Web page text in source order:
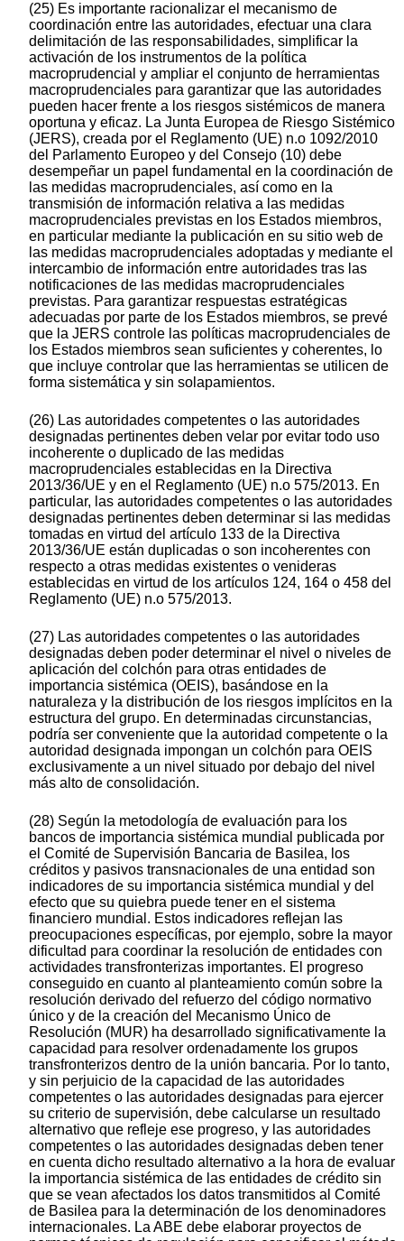
(25) Es importante racionalizar el mecanismo de
coordinación entre las autoridades, efectuar una clara
delimitación de las responsabilidades, simplificar la
activación de los instrumentos de la política
macroprudencial y ampliar el conjunto de herramientas
macroprudenciales para garantizar que las autoridades
pueden hacer frente a los riesgos sistémicos de manera
oportuna y eficaz. La Junta Europea de Riesgo Sistémico
(JERS), creada por el Reglamento (UE) n.o 1092/2010
del Parlamento Europeo y del Consejo (10) debe
desempeñar un papel fundamental en la coordinación de
las medidas macroprudenciales, así como en la
transmisión de información relativa a las medidas
macroprudenciales previstas en los Estados miembros,
en particular mediante la publicación en su sitio web de
las medidas macroprudenciales adoptadas y mediante el
intercambio de información entre autoridades tras las
notificaciones de las medidas macroprudenciales
previstas. Para garantizar respuestas estratégicas
adecuadas por parte de los Estados miembros, se prevé
que la JERS controle las políticas macroprudenciales de
los Estados miembros sean suficientes y coherentes, lo
que incluye controlar que las herramientas se utilicen de
forma sistemática y sin solapamientos.
(26) Las autoridades competentes o las autoridades
designadas pertinentes deben velar por evitar todo uso
incoherente o duplicado de las medidas
macroprudenciales establecidas en la Directiva
2013/36/UE y en el Reglamento (UE) n.o 575/2013. En
particular, las autoridades competentes o las autoridades
designadas pertinentes deben determinar si las medidas
tomadas en virtud del artículo 133 de la Directiva
2013/36/UE están duplicadas o son incoherentes con
respecto a otras medidas existentes o venideras
establecidas en virtud de los artículos 124, 164 o 458 del
Reglamento (UE) n.o 575/2013.
(27) Las autoridades competentes o las autoridades
designadas deben poder determinar el nivel o niveles de
aplicación del colchón para otras entidades de
importancia sistémica (OEIS), basándose en la
naturaleza y la distribución de los riesgos implícitos en la
estructura del grupo. En determinadas circunstancias,
podría ser conveniente que la autoridad competente o la
autoridad designada impongan un colchón para OEIS
exclusivamente a un nivel situado por debajo del nivel
más alto de consolidación.
(28) Según la metodología de evaluación para los
bancos de importancia sistémica mundial publicada por
el Comité de Supervisión Bancaria de Basilea, los
créditos y pasivos transnacionales de una entidad son
indicadores de su importancia sistémica mundial y del
efecto que su quiebra puede tener en el sistema
financiero mundial. Estos indicadores reflejan las
preocupaciones específicas, por ejemplo, sobre la mayor
dificultad para coordinar la resolución de entidades con
actividades transfronterizas importantes. El progreso
conseguido en cuanto al planteamiento común sobre la
resolución derivado del refuerzo del código normativo
único y de la creación del Mecanismo Único de
Resolución (MUR) ha desarrollado significativamente la
capacidad para resolver ordenadamente los grupos
transfronterizos dentro de la unión bancaria. Por lo tanto,
y sin perjuicio de la capacidad de las autoridades
competentes o las autoridades designadas para ejercer
su criterio de supervisión, debe calcularse un resultado
alternativo que refleje ese progreso, y las autoridades
competentes o las autoridades designadas deben tener
en cuenta dicho resultado alternativo a la hora de evaluar
la importancia sistémica de las entidades de crédito sin
que se vean afectados los datos transmitidos al Comité
de Basilea para la determinación de los denominadores
internacionales. La ABE debe elaborar proyectos de